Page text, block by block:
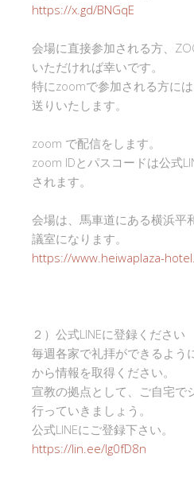
https://x.gd/BNGqE
会場に直接参加される方、
いただければ幸いです。
特にzoomで参加される方に
送りいたします。
zoom で配信をします。
zoom IDとパスコードは公式
されます。
会場は、馬車道にある横浜平
議室になります。
https://www.heiwaplaza-
２）公式LINEに登録ください
毎週各家で礼拝ができるよう
から情報を取得ください。
宣教の拠点として、ご自宅で
行っていきましょう。
公式LINEにご登録下さい。
https://lin.ee/Ig0fD8n